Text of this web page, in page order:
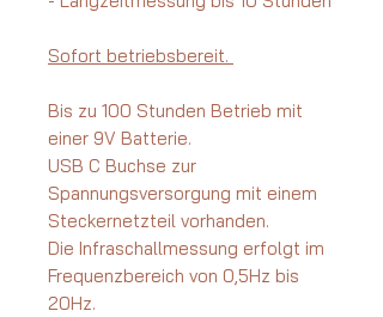
Sofort betriebsbereit.
Bis zu 100 Stunden Betrieb mit
einer 9V Batterie.
USB C Buchse zur
Spannungsversorgung mit einem
Steckernetzteil vorhanden.
Die Infraschallmessung erfolgt im
Frequenzbereich von 0,5Hz bis
20Hz.